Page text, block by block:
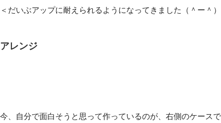
＜だいぶアップに耐えられるようになってきました（＾ー＾）
アレンジ
今、自分で面白そうと思って作っているのが、右側のケースで